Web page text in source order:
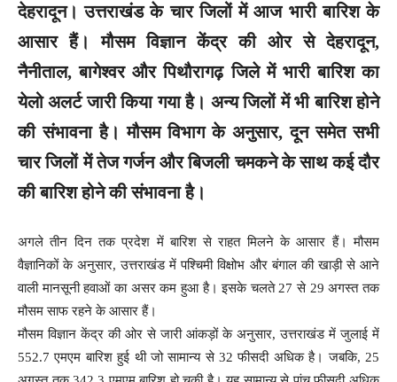
देहरादून। उत्तराखंड के चार जिलों में आज भारी बारिश के
आसार हैं। मौसम विज्ञान केंद्र की ओर से देहरादून,
नैनीताल, बागेश्वर और पिथौरागढ़ जिले में भारी बारिश का
येलो अलर्ट जारी किया गया है। अन्य जिलों में भी बारिश होने
की संभावना है। मौसम विभाग के अनुसार, दून समेत सभी
चार जिलों में तेज गर्जन और बिजली चमकने के साथ कई दौर
की बारिश होने की संभावना है।
अगले तीन दिन तक प्रदेश में बारिश से राहत मिलने के आसार हैं। मौसम
वैज्ञानिकों के अनुसार, उत्तराखंड में पश्चिमी विक्षोभ और बंगाल की खाड़ी से आने
वाली मानसूनी हवाओं का असर कम हुआ है। इसके चलते 27 से 29 अगस्त तक
मौसम साफ रहने के आसार हैं।
मौसम विज्ञान केंद्र की ओर से जारी आंकड़ों के अनुसार, उत्तराखंड में जुलाई में
552.7 एमएम बारिश हुई थी जो सामान्य से 32 फीसदी अधिक है। जबकि, 25